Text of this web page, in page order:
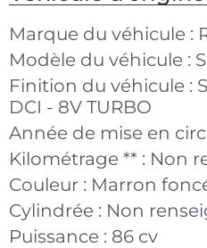
Marque du véhicule :
Modèle du véhicule :
Finition du véhicule :
DCI - 8V TURBO
Année de mise en
Kilométrage ** : Non
Couleur : Marron
Cylindrée : Non
Puissance : 86 cv